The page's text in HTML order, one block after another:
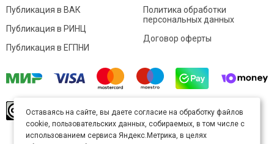
Публикация в ВАК
Публикация в РИНЦ
Публикация в ЕГПНИ
Политика обработки
персональных данных
Договор оферты
произведение доступно полицензии Creative
Commons «Attribution» («Атрибуция») 4.0
Непортированная.
Оставаясь на сайте, вы даете согласие на обработку файлов
cookie, пользовательских данных, собираемых, в том числе с
использованием сервиса Яндекс.Метрика, в целях